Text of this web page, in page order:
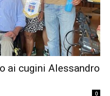
ai cugini Alessandro
0